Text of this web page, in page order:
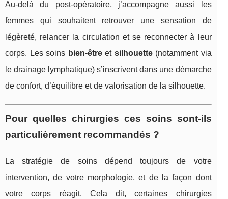
Au-delà du post-opératoire, j’accompagne aussi les
femmes qui souhaitent retrouver une sensation de
légèreté, relancer la circulation et se reconnecter à leur
corps. Les soins bien-êtreet silhouette(notamment via
le drainage lymphatique) s’inscrivent dans une démarche
de confort, d’équilibre et de valorisation de la silhouette.
Pour quelles chirurgies ces soins sont-ils
particulièrement recommandés ?
La stratégie de soins dépend toujours de votre
intervention, de votre morphologie, et de la façon dont
votre corps réagit. Cela dit, certaines chirurgies